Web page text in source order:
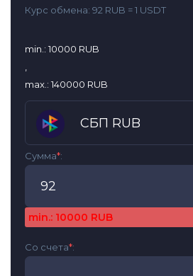
Курс обмена: 92 RUB = 1 USDT
min.: 10000 RUB
max.: 140000 RUB
СБП RUB
Сумма*:
min.: 10000 RUB
Со счета*: